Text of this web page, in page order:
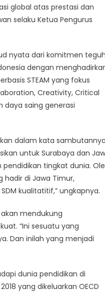
global atas prestasi dan
selaku Ketua Pengurus
nyata dari komitmen
dengan
STEAM yang fokus
Creativity, Critical
daya saing generasi
dalam kata
untuk Surabaya dan
tingkat dunia.
hadir di Jawa Timur,
kualitatitif,” ungkapnya.
mendukung
“Ini sesuatu yang
Dan inilah yang menjadi
dunia pendidikan di
yang dikeluarkan OECD